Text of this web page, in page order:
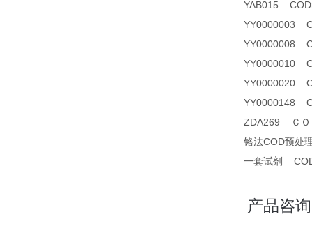
YAB015
YY0000003
YY0000008
YY0000010
YY0000020
YY0000148
ZDA269 ＣＯ
铬法COD预处
一套试剂
产品咨询